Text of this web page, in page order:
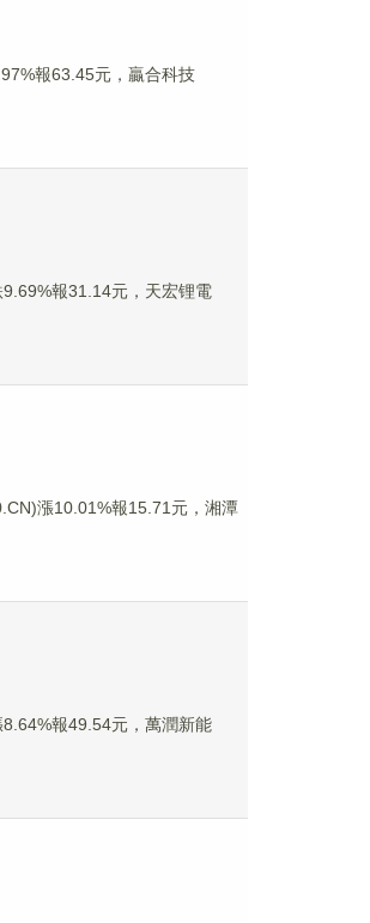
報63.45元，贏合科技
報31.14元，天宏锂電
漲10.01%報15.71元，湘潭
報49.54元，萬潤新能